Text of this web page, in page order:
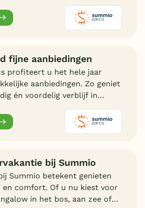
fijne aanbiedingen
profiteert u het hele jaar
aanbiedingen. Zo geniet
én voordelig verblijf in
bij Summio
Summio betekent genieten
comfort. Of u nu kiest voor
in het bos, aan zee of